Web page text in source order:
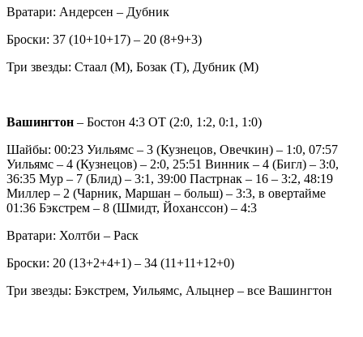
Вратари: Андерсен – Дубник
Броски: 37 (10+10+17) – 20 (8+9+3)
Три звезды: Стаал (М), Бозак (Т), Дубник (М)
Вашингтон – Бостон 4:3 ОТ (2:0, 1:2, 0:1, 1:0)
Шайбы: 00:23 Уильямс – 3 (Кузнецов, Овечкин) – 1:0, 07:57
Уильямс – 4 (Кузнецов) – 2:0, 25:51 Винник – 4 (Бигл) – 3:0,
36:35 Мур – 7 (Блид) – 3:1, 39:00 Пастрнак – 16 – 3:2, 48:19
Миллер – 2 (Чарник, Маршан – больш) – 3:3, в овертайме
01:36 Бэкстрем – 8 (Шмидт, Йоханссон) – 4:3
Вратари: Холтби – Раск
Броски: 20 (13+2+4+1) – 34 (11+11+12+0)
Три звезды: Бэкстрем, Уильямс, Альцнер – все Вашингтон